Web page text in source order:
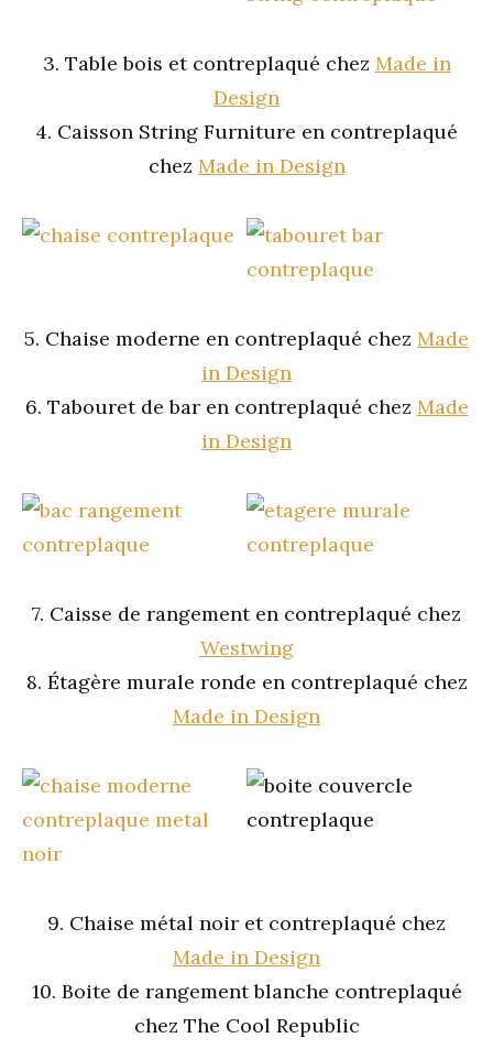
3. Table bois et contreplaqué chez Made in
Design
4. Caisson String Furniture en contreplaqué
chez Made in Design
5. Chaise moderne en contreplaqué chez Made
in Design
6. Tabouret de bar en contreplaqué chez Made
in Design
7. Caisse de rangement en contreplaqué chez
Westwing
8. Étagère murale ronde en contreplaqué chez
Made in Design
9. Chaise métal noir et contreplaqué chez
Made in Design
10. Boite de rangement blanche contreplaqué
chez The Cool Republic